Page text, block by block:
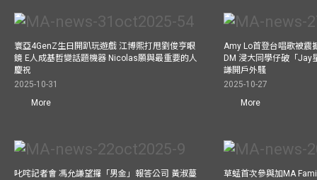
寰亞4GenZ生日開趴玩遊戲 江博熙打甩劉俊亨眼
鏡 E人成基哲變話題機器 Nicolas願與最重要的人
慶祝
2025-10-31
More
Amy Lo首登台唱歌被震
DM 浸大同學仔破「Jay
謙開戶外騷
2025-10-27
More
叱咤記者會 馮允謙望攞「男金」報答公司 黃淑蔓
草蜢首次參與加MA